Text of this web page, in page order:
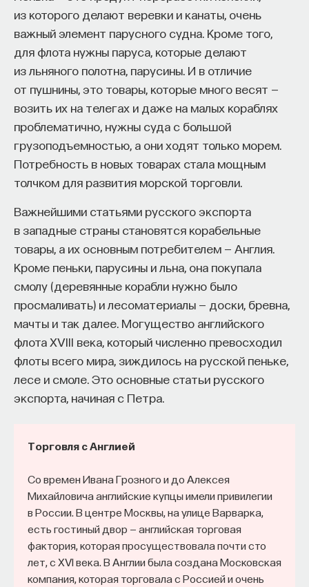
из которого делают веревки и канаты, очень
важный элемент парусного судна. Кроме того,
для флота нужны паруса, которые делают
из льняного полотна, парусины. И в отличие
от пушнины, это товары, которые много весят —
возить их на телегах и даже на малых кораблях
проблематично, нужны суда с большой
грузоподъемностью, а они ходят только морем.
Потребность в новых товарах стала мощным
толчком для развития морской торговли.
Важнейшими статьями русского экспорта
в западные страны становятся корабельные
товары, а их основным потребителем — Англия.
Кроме пеньки, парусины и льна, она покупала
смолу (деревянные корабли нужно было
просмаливать) и лесоматериалы — доски, бревна,
мачты и так далее. Могущество английского
флота XVIII века, который численно превосходил
флоты всего мира, зиждилось на русской пеньке,
лесе и смоле. Это основные статьи русского
экспорта, начиная с Петра.
Торговля с Англией
Со времен Ивана Грозного и до Алексея
Михайловича английские купцы имели привилегии
в России. В центре Москвы, на улице Варварка,
есть гостиный двор — английская торговая
фактория, которая просуществовала почти сто
лет, с XVI века. В Англии была создана Московская
компания, которая торговала с Россией и очень